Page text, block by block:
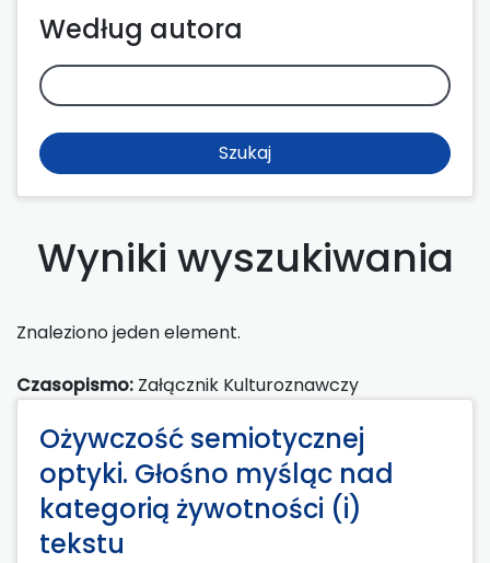
Według autora
Szukaj
Wyniki wyszukiwania
Znaleziono jeden element.
Czasopismo: Załącznik Kulturoznawczy
Ożywczość semiotycznej
optyki. Głośno myśląc nad
kategorią żywotności (i)
tekstu